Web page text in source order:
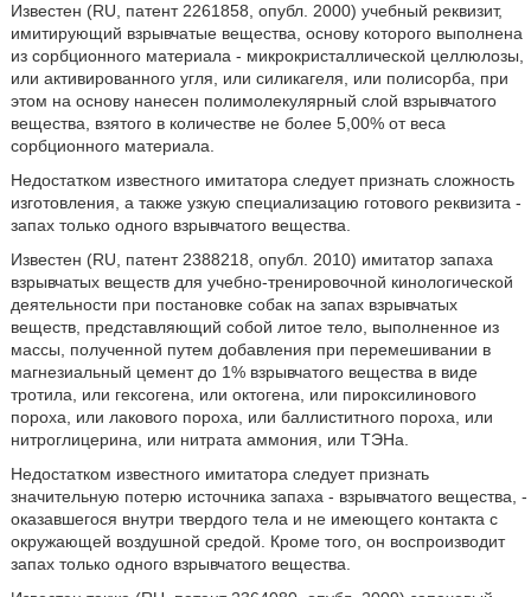
Известен (RU, патент 2261858, опубл. 2000) учебный реквизит,
имитирующий взрывчатые вещества, основу которого выполнена
из сорбционного материала - микрокристаллической целлюлозы,
или активированного угля, или силикагеля, или полисорба, при
этом на основу нанесен полимолекулярный слой взрывчатого
вещества, взятого в количестве не более 5,00% от веса
сорбционного материала.
Недостатком известного имитатора следует признать сложность
изготовления, а также узкую специализацию готового реквизита -
запах только одного взрывчатого вещества.
Известен (RU, патент 2388218, опубл. 2010) имитатор запаха
взрывчатых веществ для учебно-тренировочной кинологической
деятельности при постановке собак на запах взрывчатых
веществ, представляющий собой литое тело, выполненное из
массы, полученной путем добавления при перемешивании в
магнезиальный цемент до 1% взрывчатого вещества в виде
тротила, или гексогена, или октогена, или пироксилинового
пороха, или лакового пороха, или баллиститного пороха, или
нитроглицерина, или нитрата аммония, или ТЭНа.
Недостатком известного имитатора следует признать
значительную потерю источника запаха - взрывчатого вещества, -
оказавшегося внутри твердого тела и не имеющего контакта с
окружающей воздушной средой. Кроме того, он воспроизводит
запах только одного взрывчатого вещества.